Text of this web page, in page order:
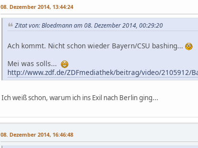
08. Dezember 2014, 13:44:24
Zitat von: Bloedmann am 08. Dezember 2014, 00:29:20
Ach kommt. Nicht schon wieder Bayern/CSU bashing...
Mei was solls...
http://www.zdf.de/ZDFmediathek/beitrag/video/2105912/
Ich weiß schon, warum ich ins Exil nach Berlin ging...
08. Dezember 2014, 16:46:48